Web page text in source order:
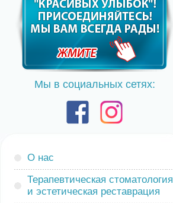
Мы в социальных сетях:
О нас
Терапевтическая стоматология
и эстетическая реставрация